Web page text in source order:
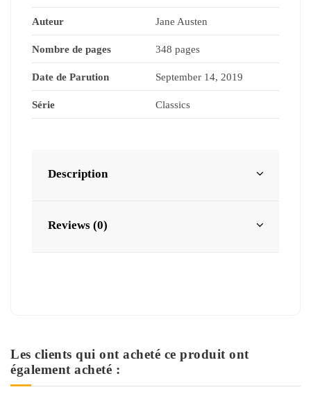
Auteur Jane Austen
Nombre de pages 348 pages
Date de Parution September 14, 2019
Série Classics
Description
Reviews (0)
Les clients qui ont acheté ce produit ont
également acheté :